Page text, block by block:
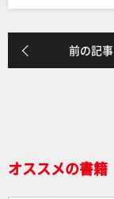
前の記事
オススメの書籍